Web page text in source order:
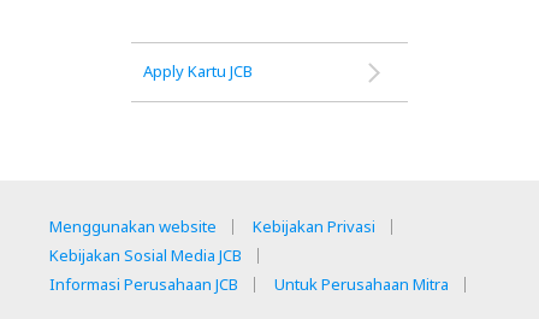
Apply Kartu JCB
Menggunakan website
Kebijakan Privasi
Kebijakan Sosial Media JCB
Informasi Perusahaan JCB
Untuk Perusahaan Mitra